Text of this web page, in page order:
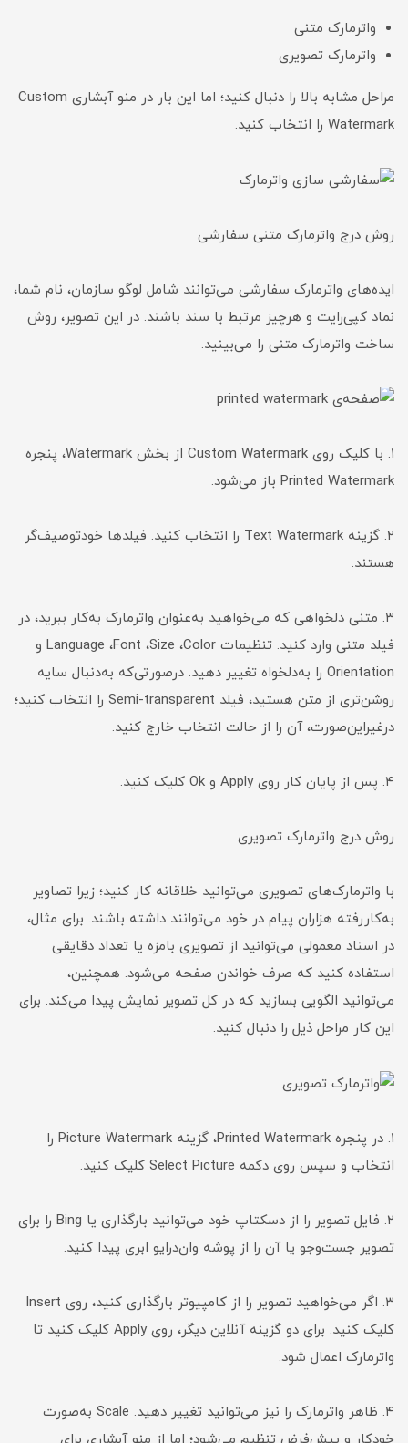
واترمارک متنی
واترمارک تصویری
مراحل مشابه بالا را دنبال کنید؛ اما این بار در منو آبشاری Custom
Watermark را انتخاب کنید.
روش درج واترمارک متنی سفارشی
ایده‌های واترمارک سفارشی می‌توانند شامل لوگو سازمان، نام شما،
نماد کپی‌رایت و هرچیز مرتبط با سند باشند. در این تصویر، روش
ساخت واترمارک متنی را می‌بینید.
۱. با کلیک روی Custom Watermark از بخش Watermark، پنجره
Printed Watermark باز می‌شود.
۲. گزینه Text Watermark را انتخاب کنید. فیلدها خودتوصیف‌گر
هستند.
۳. متنی دلخواهی که می‌خواهید به‌عنوان واترمارک به‌کار ببرید، در
فیلد متنی وارد کنید. تنظیمات Language ،‌Font ،‌Size ،‌Color و
Orientation را به‌دلخواه تغییر دهید. در‌صورتی‌که به‌دنبال سایه‌‌
روشن‌تری از متن هستید، فیلد Semi-transparent را انتخاب کنید؛
در‌غیر‌این‌صورت، آن را از حالت انتخاب خارج کنید.
۴. پس از پایان کار روی Apply و Ok کلیک کنید.
روش درج واترمارک تصویری
با واترمارک‌های تصویری می‌توانید خلاقانه کار کنید؛ زیرا تصاویر
به‌کاررفته هزاران پیام در خود می‌توانند داشته باشند. برای مثال،
در اسناد معمولی می‌توانید از تصویری بامزه یا تعداد دقایقی
استفاده کنید که صرف خواندن صفحه می‌شود. همچنین،
می‌توانید الگویی بسازید که در کل تصویر نمایش پیدا می‌کند. برای
این کار مراحل ذیل را دنبال کنید.
۱. در پنجره Printed Watermark، گزینه Picture Watermark را
انتخاب و سپس روی دکمه Select Picture کلیک کنید.
۲. فایل تصویر را از دسکتاپ خود می‌توانید بارگذاری یا Bing را برای
تصویر جست‌وجو یا آن را از پوشه وان‌درایو ابری پیدا کنید.
۳. اگر می‌خواهید تصویر را از کامپیوتر بارگذاری کنید، روی Insert
کلیک کنید. برای دو گزینه آنلاین دیگر، روی Apply کلیک کنید تا
واترمارک اعمال شود.
۴. ظاهر واترمارک را نیز می‌توانید تغییر دهید. Scale به‌صورت